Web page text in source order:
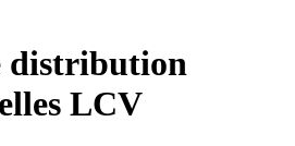
distribution
LCV